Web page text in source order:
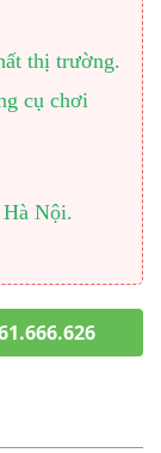
thị trường.
cụ chơi
Nội.